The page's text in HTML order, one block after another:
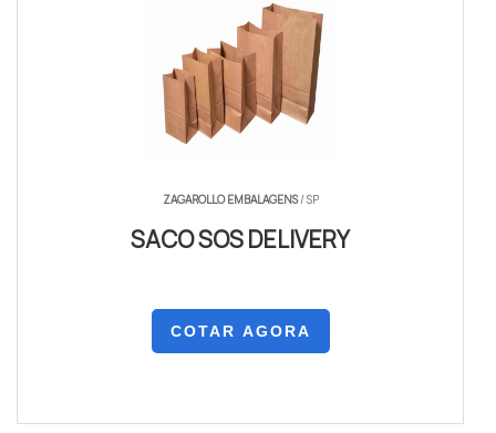
ZAGAROLLO EMBALAGENS/ SP
SACO SOS DELIVERY
COTAR AGORA